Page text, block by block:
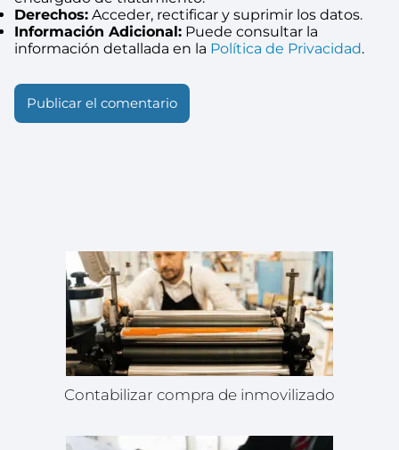
Derechos: Acceder, rectificar y suprimir los datos.
Información Adicional: Puede consultar la
información detallada en la Política de Privacidad.
Contabilizar compra de inmovilizado